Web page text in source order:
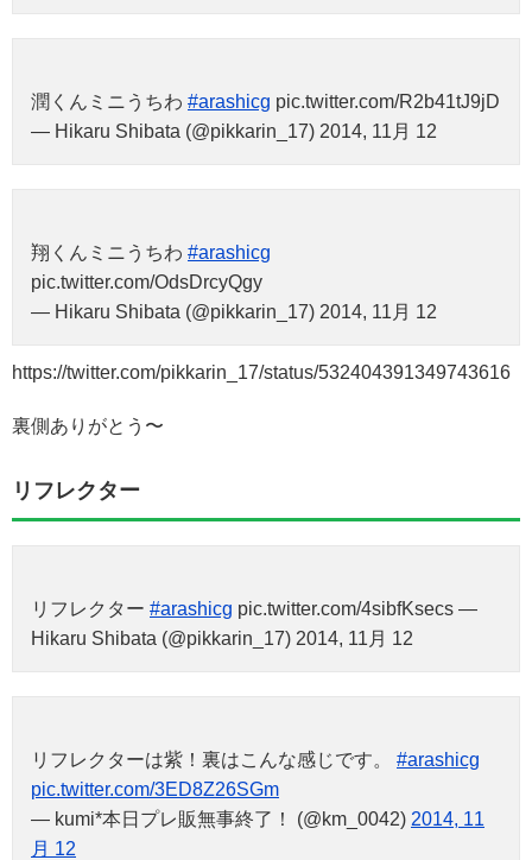
潤くんミニうちわ #arashicg pic.twitter.com/R2b41tJ9jD
— Hikaru Shibata (@pikkarin_17) 2014, 11月 12
翔くんミニうちわ #arashicg
pic.twitter.com/OdsDrcyQgy
— Hikaru Shibata (@pikkarin_17) 2014, 11月 12
https://twitter.com/pikkarin_17/status/532404391349743616
裏側ありがとう〜
リフレクター
リフレクター #arashicg pic.twitter.com/4sibfKsecs —
Hikaru Shibata (@pikkarin_17) 2014, 11月 12
リフレクターは紫！裏はこんな感じです。 #arashicg
pic.twitter.com/3ED8Z26SGm
— kumi*本日プレ販無事終了！ (@km_0042) 2014, 11
月 12